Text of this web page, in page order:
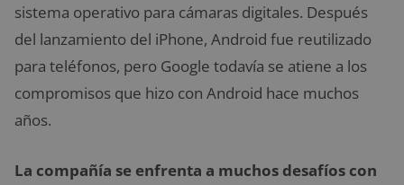
sistema operativo para cámaras digitales. Después
del lanzamiento del iPhone, Android fue reutilizado
para teléfonos, pero Google todavía se atiene a los
compromisos que hizo con Android hace muchos
años.
La compañía se enfrenta a muchos desafíos con